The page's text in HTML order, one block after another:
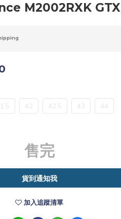
M2002RXK GTX
42 42.5 43 44
售完
貨到通知我
加入追蹤清單